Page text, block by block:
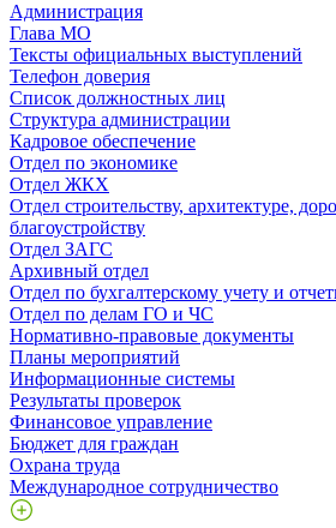
Администрация
Глава МО
Тексты официальных выступлений
Телефон доверия
Список должностных лиц
Структура администрации
Кадровое обеспечение
Отдел по экономике
Отдел ЖКХ
Отдел строительству, архитектуре,
благоустройству
Отдел ЗАГС
Архивный отдел
Отдел по бухгалтерскому учету и
Отдел по делам ГО и ЧС
Нормативно-правовые документы
Планы мероприятий
Информационные системы
Результаты проверок
Финансовое управление
Бюджет для граждан
Охрана труда
Международное сотрудничество